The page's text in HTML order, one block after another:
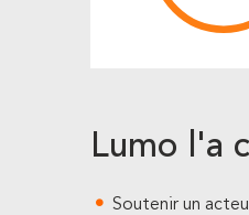
Lumo l'a
Soutenir un